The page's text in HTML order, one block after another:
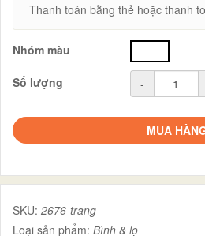
Thanh toán bằng thẻ hoặc thanh
Nhóm màu
Số lượng
-
MUA
SKU: 2676-trang
Loại sản phẩm: Bình & lọ